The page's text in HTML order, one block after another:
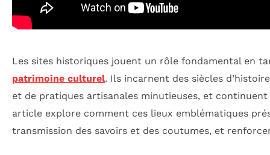
Les sites historiques jouent un rôle fondamental en
patrimoine culturel. Ils incarnent des siècles
et de pratiques artisanales minutieuses, et
article explore comment ces lieux emblématiques
transmission des savoirs et des coutumes, et